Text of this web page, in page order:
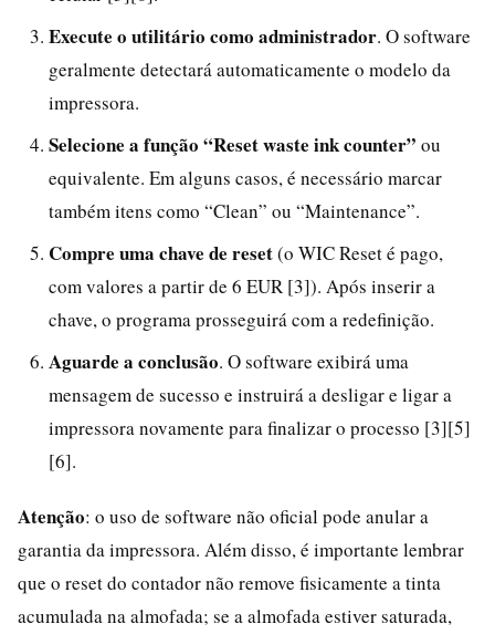
Execute o utilitário como administrador. O software
geralmente detectará automaticamente o modelo da
impressora.
Selecione a função “Reset waste ink counter” ou
equivalente. Em alguns casos, é necessário marcar
também itens como “Clean” ou “Maintenance”.
Compre uma chave de reset(o WIC Reset é pago,
com valores a partir de 6 EUR [3]). Após inserir a
chave, o programa prosseguirá com a redefinição.
Aguarde a conclusão. O software exibirá uma
mensagem de sucesso e instruirá a desligar e ligar a
impressora novamente para finalizar o processo [3][5]
[6].
Atenção: o uso de software não oficial pode anular a
garantia da impressora. Além disso, é importante lembrar
que o reset do contador não remove fisicamente a tinta
acumulada na almofada; se a almofada estiver saturada,